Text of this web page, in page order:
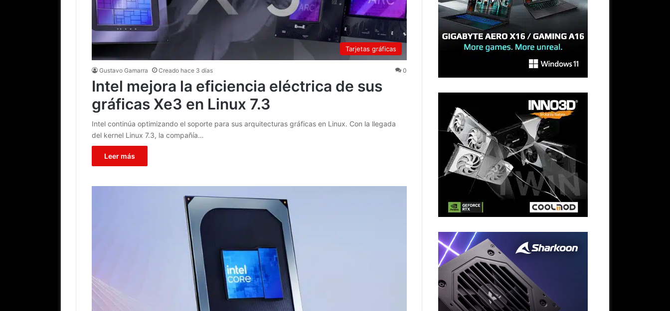
Tarjetas gráficas
Gustavo Gamarra Creado hace 3 días 0
Intel mejora la eficiencia eléctrica de sus
gráficas Xe3 en Linux 7.3
Intel continúa optimizando el soporte para sus arquitecturas gráficas en Linux. Con la llegada
del kernel Linux 7.3, la compañía…
Leer más